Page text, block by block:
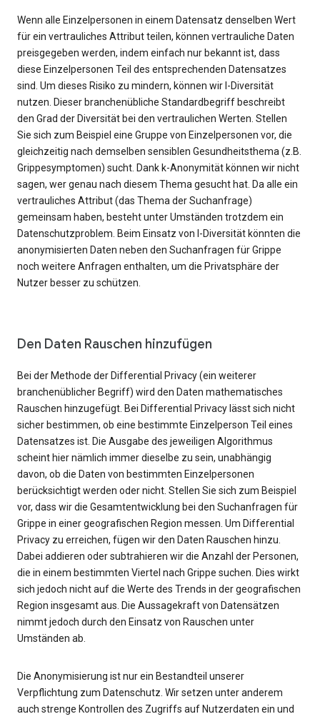
Wenn alle Einzelpersonen in einem Datensatz denselben Wert
für ein vertrauliches Attribut teilen, können vertrauliche Daten
preisgegeben werden, indem einfach nur bekannt ist, dass
diese Einzelpersonen Teil des entsprechenden Datensatzes
sind. Um dieses Risiko zu mindern, können wir l-Diversität
nutzen. Dieser branchenübliche Standardbegriff beschreibt
den Grad der Diversität bei den vertraulichen Werten. Stellen
Sie sich zum Beispiel eine Gruppe von Einzelpersonen vor, die
gleichzeitig nach demselben sensiblen Gesundheitsthema (z.B.
Grippesymptomen) sucht. Dank k-Anonymität können wir nicht
sagen, wer genau nach diesem Thema gesucht hat. Da alle ein
vertrauliches Attribut (das Thema der Suchanfrage)
gemeinsam haben, besteht unter Umständen trotzdem ein
Datenschutzproblem. Beim Einsatz von l-Diversität könnten die
anonymisierten Daten neben den Suchanfragen für Grippe
noch weitere Anfragen enthalten, um die Privatsphäre der
Nutzer besser zu schützen.
Den Daten Rauschen hinzufügen
Bei der Methode der Differential Privacy (ein weiterer
branchenüblicher Begriff) wird den Daten mathematisches
Rauschen hinzugefügt. Bei Differential Privacy lässt sich nicht
sicher bestimmen, ob eine bestimmte Einzelperson Teil eines
Datensatzes ist. Die Ausgabe des jeweiligen Algorithmus
scheint hier nämlich immer dieselbe zu sein, unabhängig
davon, ob die Daten von bestimmten Einzelpersonen
berücksichtigt werden oder nicht. Stellen Sie sich zum Beispiel
vor, dass wir die Gesamtentwicklung bei den Suchanfragen für
Grippe in einer geografischen Region messen. Um Differential
Privacy zu erreichen, fügen wir den Daten Rauschen hinzu.
Dabei addieren oder subtrahieren wir die Anzahl der Personen,
die in einem bestimmten Viertel nach Grippe suchen. Dies wirkt
sich jedoch nicht auf die Werte des Trends in der geografischen
Region insgesamt aus. Die Aussagekraft von Datensätzen
nimmt jedoch durch den Einsatz von Rauschen unter
Umständen ab.
Die Anonymisierung ist nur ein Bestandteil unserer
Verpflichtung zum Datenschutz. Wir setzen unter anderem
auch strenge Kontrollen des Zugriffs auf Nutzerdaten ein und